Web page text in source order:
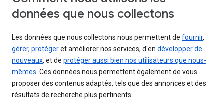
données que nous collectons
Les données que nous collectons nous permettent de fournir,
gérer, protégeret améliorer nos services, d'en développer de
nouveaux, et de protéger aussi bien nos utilisateurs que nous-
mêmes. Ces données nous permettent également de vous
proposer des contenus adaptés, tels que des annonces et des
résultats de recherche plus pertinents.